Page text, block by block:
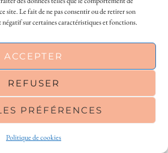
to deliver its services
cookies. Learn more
OK
site. Le fait de ne pas consentir ou de retirer son
sur certaines caractéristiques et fonctions.
ACCEPTER
REFUSER
PRÉFÉRENCES
Politique de cookies
vue imprenable sur la ville et cigogne
SUIVRE: